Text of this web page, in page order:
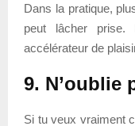
Dans la pratique,
peut lâcher
accélérateur de
9. N’oublie
Si tu veux vraiment